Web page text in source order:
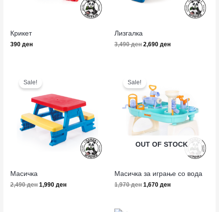
Крикет
390ден
Лизгалка
3,490ден 2,690 ден
Sale!
Масичка
2,490ден
was:
2,490 ден.
1,990ден
OUT OF STOCK
Sale!
Масичка за играње со вода
1,970ден
was:
1,970 ден.
1,670 ден
1,670 ден.